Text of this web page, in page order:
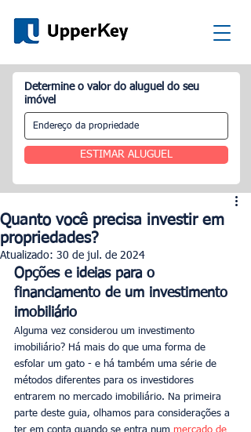
Determine o valor do aluguel do seu
imóvel
ESTIMAR ALUGUEL
Quanto você precisa investir em
propriedades?
Atualizado: 30 de jul. de 2024
Opções e ideias para o
financiamento de um investimento
imobiliário
Alguma vez considerou um investimento
imobiliário? Há mais do que uma forma de
esfolar um gato - e há também uma série de
métodos diferentes para os investidores
entrarem no mercado imobiliário. Na primeira
parte deste guia, olhamos para considerações a